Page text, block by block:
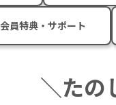
会員特典・サポート
＼たの